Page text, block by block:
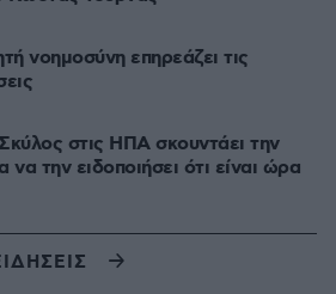
νοημοσύνη επηρεάζει τις
στις ΗΠΑ σκουντάει την
την ειδοποιήσει ότι είναι ώρα